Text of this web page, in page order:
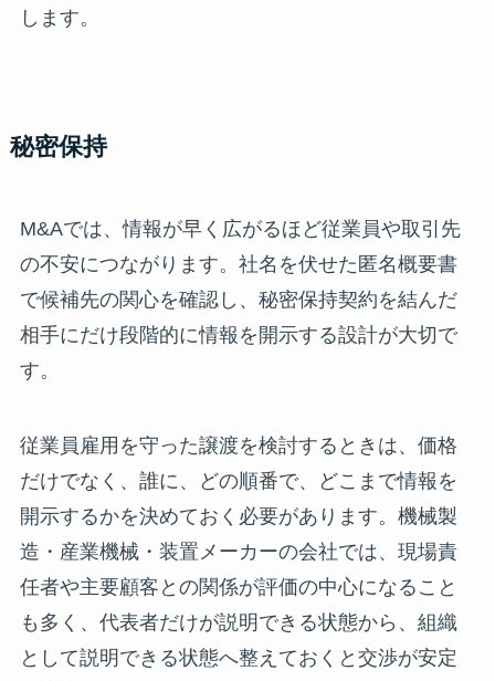
します。
秘密保持
M&Aでは、情報が早く広がるほど従業員や取引先
の不安につながります。社名を伏せた匿名概要書
で候補先の関心を確認し、秘密保持契約を結んだ
相手にだけ段階的に情報を開示する設計が大切で
す。
従業員雇用を守った譲渡を検討するときは、価格
だけでなく、誰に、どの順番で、どこまで情報を
開示するかを決めておく必要があります。機械製
造・産業機械・装置メーカーの会社では、現場責
任者や主要顧客との関係が評価の中心になること
も多く、代表者だけが説明できる状態から、組織
として説明できる状態へ整えておくと交渉が安定